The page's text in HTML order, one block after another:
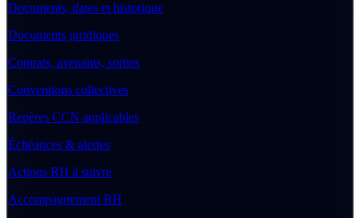
Documents, dates et historique
Documents juridiques
Contrats, avenants, sorties
Conventions collectives
Repères CCN applicables
Échéances & alertes
Actions RH à suivre
Accompagnement RH